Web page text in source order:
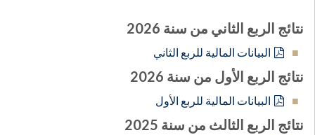
نتائج الربع الثاني من سنة 2026
البيانات المالية للربع الثاني
نتائج الربع الأول من سنة 2026
البيانات المالية للربع الأول
نتائج الربع الثالث من سنة 2025